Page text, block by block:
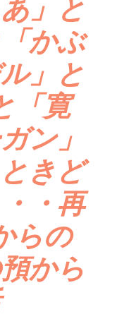
」と
かぶ
」と
「寛
ン」
きど
・再
らの
から